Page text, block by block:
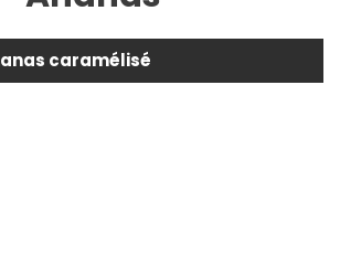
caramélisé